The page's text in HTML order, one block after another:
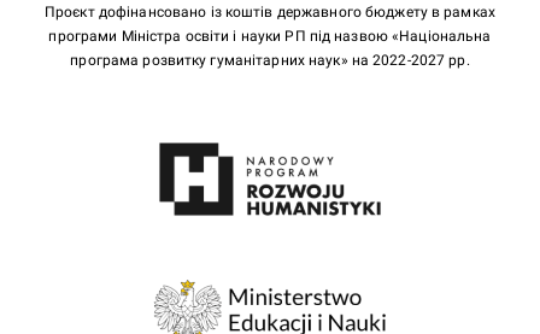
Проєкт дофінансовано із коштів державного бюджету в рамках
програми Міністра освіти і науки РП під назвою «Національна
програма розвитку гуманітарних наук» на 2022-2027 рр.